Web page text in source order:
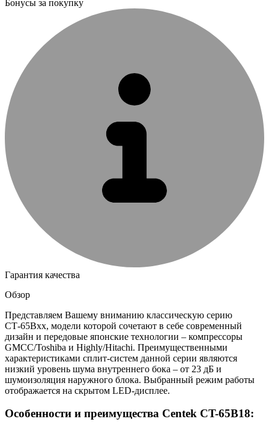
Бонусы за покупку
Гарантия качества
Обзор
Представляем Вашему вниманию классическую серию
СТ-65Вхх, модели которой сочетают в себе современный
дизайн и передовые японские технологии – компрессоры
GMCC/Toshiba и Highly/Hitachi. Преимущественными
характеристиками сплит-систем данной серии являются
низкий уровень шума внутреннего бока – от 23 дБ и
шумоизоляция наружного блока. Выбранный режим работы
отображается на скрытом LED-дисплее.
Особенности и преимущества Centek CT-65B18: